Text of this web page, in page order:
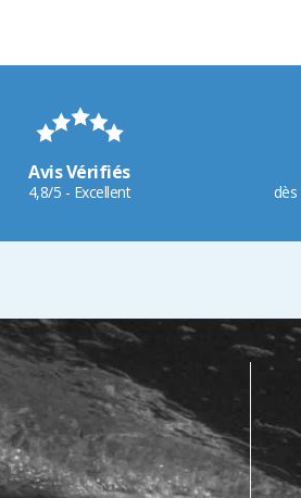
Avis Vérifiés
4,8/5 - Excellent